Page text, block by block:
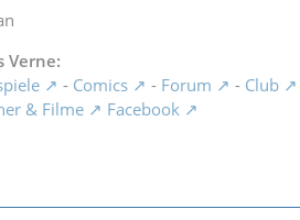
Verne:
- Comics - Forum - Club
& Filme
Facebook